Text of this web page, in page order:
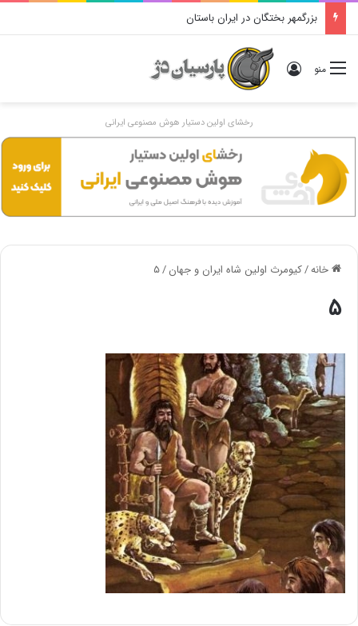
بزرگمهر بختگان در ایران باستان
منو ورود
رخشای اولین دستیار هوش مصنوعی ایرانی
خانه/کیومرث اولین شاه ایران و جهان/۵
۵